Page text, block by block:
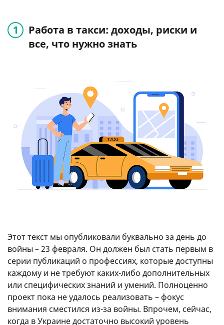
Работа в такси: доходы, риски и
все, что нужно знать
Этот текст мы опубликовали буквально за день до
войны – 23 февраля. Он должен был стать первым в
серии публикаций о профессиях, которые доступны
каждому и не требуют каких-либо дополнительных
или специфических знаний и умений. Полноценно
проект пока не удалось реализовать – фокус
внимания сместился из-за войны. Впрочем, сейчас,
когда в Украине достаточно высокий уровень